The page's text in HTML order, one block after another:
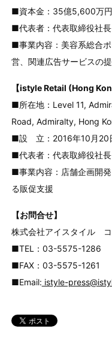
■資本金：35億5,600万円
■代表者：代表取締役社
■事業内容：美容系総合
営、関連広告サービスの
【istyle Retail (Hong
■所在地：Level 11,
Road, Admiralty, Hong
■設 立：2016年10月20
■代表者：代表取締役社
■事業内容：店舗企画開
る販促支援
【お問合せ】
株式会社アイスタイル
■TEL：03-5575-1286
■FAX：03-5575-1261
■Email: istyle-